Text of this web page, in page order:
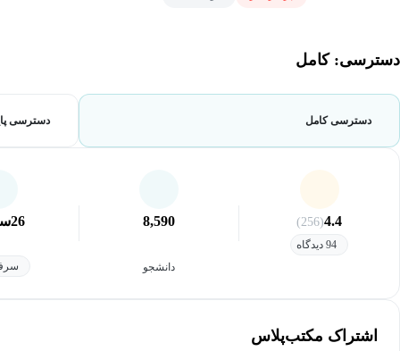
دسترسی: کامل
دسترسی کامل دسترسی
4.4
(256)
94 دیدگاه
8,590
دانشجو
26
اشتراک مکتب‌پلاس